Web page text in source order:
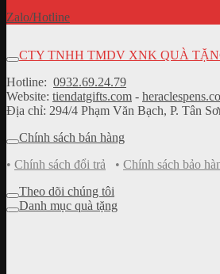
Zalo/Hotline
CTY TNHH TMDV XNK QUÀ
Hotline: 0932.69.24.79
Website: tiendatgifts.com -
Địa chỉ: 294/4 Phạm Văn Bạch, P. Tân
Chính sách bán hàng
• Chính sách đổi trả • Chính sách bảo
Theo dõi chúng tôi
Danh mục quà tặng